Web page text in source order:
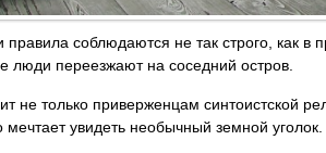
правила соблюдаются не так строго, как
люди переезжают на соседний остров.
не только приверженцам синтоистской
мечтает увидеть необычный земной уголок.